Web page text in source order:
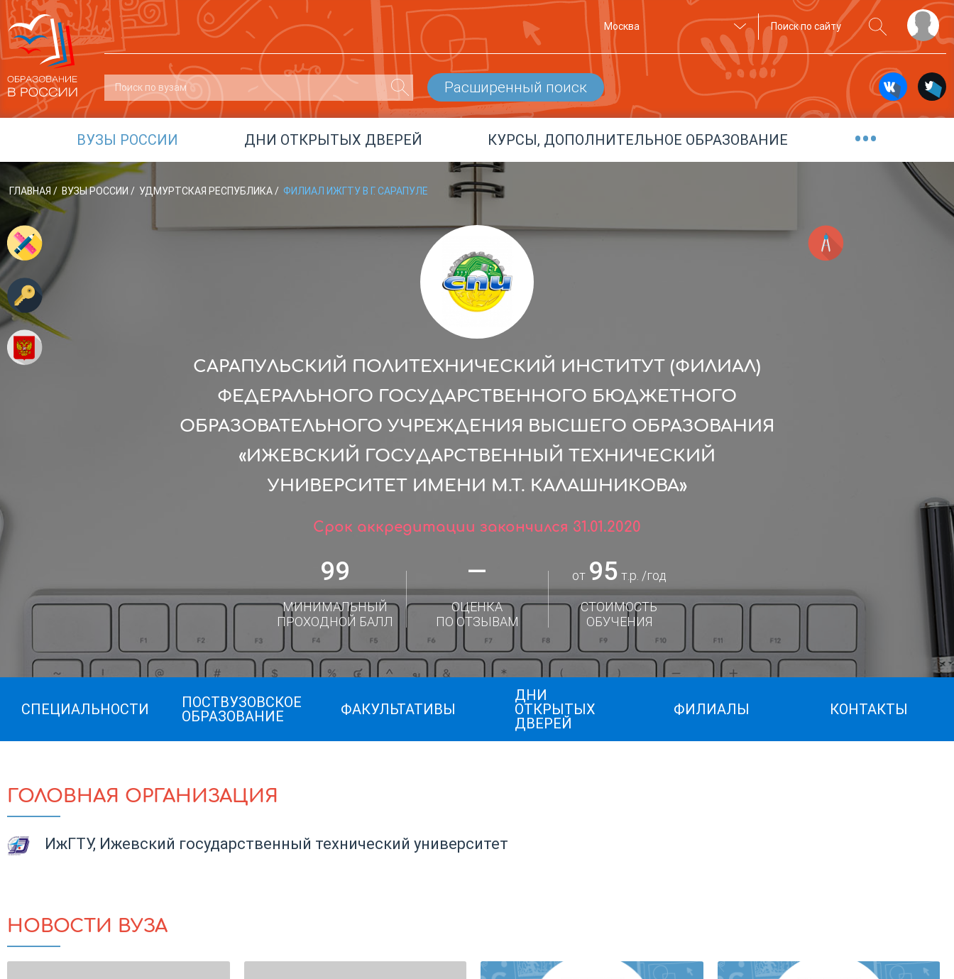
Москва
Расширенный поиск
ВУЗЫ РОССИИ ДНИ ОТКРЫТЫХ ДВЕРЕЙ КУРСЫ, ДОПОЛНИТЕЛЬНОЕ ОБРАЗОВАНИЕ •••
ГЛАВНАЯ / ВУЗЫ РОССИИ / УДМУРТСКАЯ РЕСПУБЛИКА/ ФИЛИАЛ ИЖГТУ В Г. САРАПУЛЕ
САРАПУЛЬСКИЙ ПОЛИТЕХНИЧЕСКИЙ ИНСТИТУТ (ФИЛИАЛ)
ФЕДЕРАЛЬНОГО ГОСУДАРСТВЕННОГО БЮДЖЕТНОГО
ОБРАЗОВАТЕЛЬНОГО УЧРЕЖДЕНИЯ ВЫСШЕГО ОБРАЗОВАНИЯ
«ИЖЕВСКИЙ ГОСУДАРСТВЕННЫЙ ТЕХНИЧЕСКИЙ
УНИВЕРСИТЕТ ИМЕНИ М.Т. КАЛАШНИКОВА»
Срок аккредитации закончился 31.01.2020
99
МИНИМАЛЬНЫЙ
ПРОХОДНОЙ БАЛЛ
—
ОЦЕНКА
ПО ОТЗЫВАМ
от 95 т.р. /год
СТОИМОСТЬ
ОБУЧЕНИЯ
СПЕЦИАЛЬНОСТИ
ПОСТВУЗОВСКОЕ
ОБРАЗОВАНИЕ
ФАКУЛЬТАТИВЫ
ДНИ
ОТКРЫТЫХ
ДВЕРЕЙ
ФИЛИАЛЫ КОНТАКТЫ
ГОЛОВНАЯ ОРГАНИЗАЦИЯ
ИжГТУ, Ижевский государственный технический университет
НОВОСТИ ВУЗА